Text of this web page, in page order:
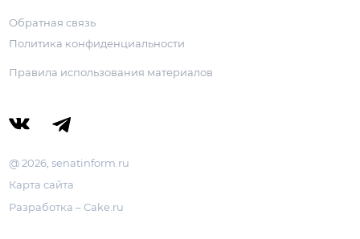
Обратная связь
Политика конфиденциальности
Правила использования материалов
@ 2026, senatinform.ru
Карта сайта
Разработка – Cake.ru